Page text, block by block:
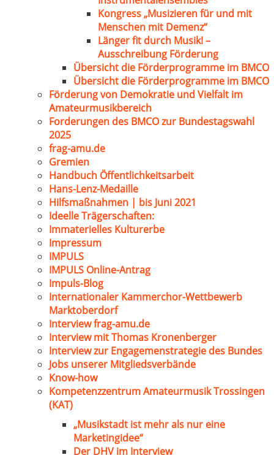
Kongress „Musizieren für und mit
Menschen mit Demenz“
Länger fit durch Musik! –
Ausschreibung Förderung
Übersicht die Förderprogramme im BMCO
Übersicht die Förderprogramme im BMCO
Förderung von Demokratie und Vielfalt im
Amateurmusikbereich
Forderungen des BMCO zur Bundestagswahl
2025
frag-amu.de
Gremien
Handbuch Öffentlichkeitsarbeit
Hans-Lenz-Medaille
Hilfsmaßnahmen | bis Juni 2021
Ideelle Trägerschaften:
Immaterielles Kulturerbe
Impressum
IMPULS
IMPULS Online-Antrag
Impuls-Blog
Internationaler Kammerchor-Wettbewerb
Marktoberdorf
Interview frag-amu.de
Interview mit Thomas Kronenberger
Interview zur Engagemenstrategie des Bundes
Jobs unserer Mitgliedsverbände
Know-how
Kompetenzzentrum Amateurmusik Trossingen
(KAT)
„Musikstadt ist mehr als nur eine
Marketingidee“
Der DHV im Interview